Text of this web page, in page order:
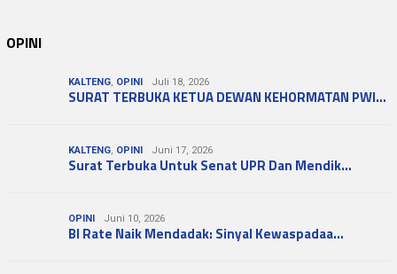
OPINI
KALTENG, OPINI Juli 18, 2026
SURAT TERBUKA KETUA DEWAN KEHORMATAN PWI…
KALTENG, OPINI Juni 17, 2026
Surat Terbuka Untuk Senat UPR Dan Mendik…
OPINI Juni 10, 2026
BI Rate Naik Mendadak: Sinyal Kewaspadaa…